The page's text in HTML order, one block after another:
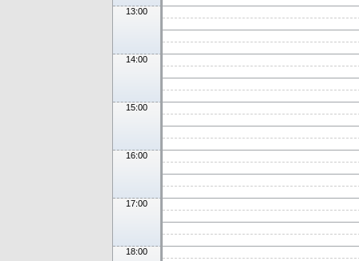
13:00
14:00
15:00
16:00
17:00
18:00